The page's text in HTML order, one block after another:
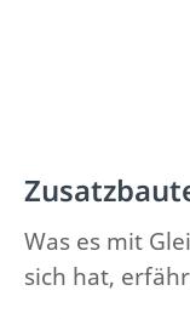
Was es mit
sich hat,